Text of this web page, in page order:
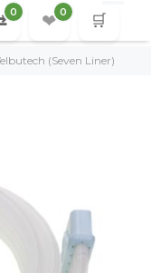
0 ❤ 0 🛒
(Seven Liner)